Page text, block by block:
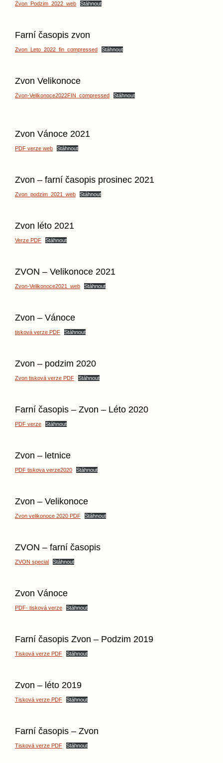
Zvon_Podzim_2022_web Stáhnout
Farní časopis zvon
Zvon_Leto_2022_fin_compressed Stáhnout
Zvon Velikonoce
Zvon-Velikonoce2022FIN_compressed Stáhnout
Zvon Vánoce 2021
PDF verze web Stáhnout
Zvon – farní časopis prosinec 2021
Zvon_podzim_2021_web Stáhnout
Zvon léto 2021
Verze PDF Stáhnout
ZVON – Velikonoce 2021
Zvon-Velikonoce2021_web Stáhnout
Zvon – Vánoce
tisková verze PDF Stáhnout
Zvon – podzim 2020
Zvon tisková verze PDF Stáhnout
Farní časopis – Zvon – Léto 2020
PDF verze Stáhnout
Zvon – letnice
PDF tiskova verze2020 Stáhnout
Zvon – Velikonoce
Zvon velikonoce 2020 PDF Stáhnout
ZVON – farní časopis
ZVON special Stáhnout
Zvon Vánoce
PDF- tisková verze Stáhnout
Farní časopis Zvon – Podzim 2019
Tisková verze PDF Stáhnout
Zvon – léto 2019
Tisková verze PDF Stáhnout
Farní časopis – Zvon
Tisková verze PDF Stáhnout